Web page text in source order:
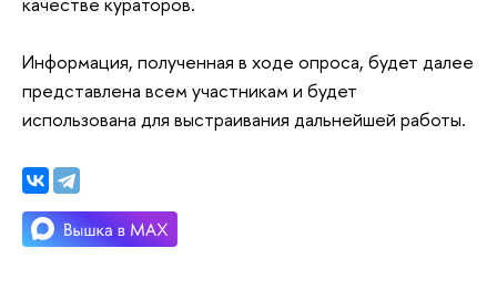
Информация, полученная в ходе опроса, будет далее
представлена всем участникам и будет
использована для выстраивания дальнейшей работы.